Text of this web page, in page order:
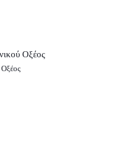
Οξέος